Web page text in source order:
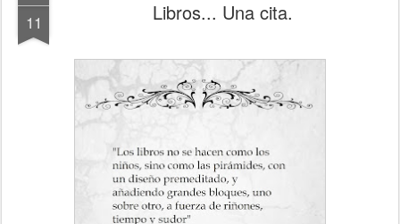
11 Libros... Una cita.